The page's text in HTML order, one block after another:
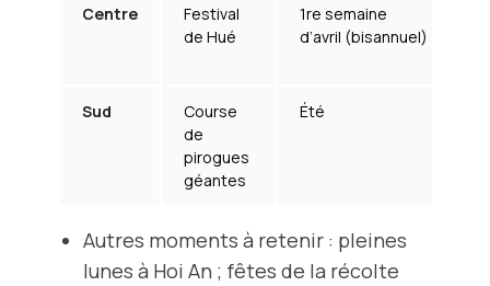
Centre
Festival
de Hué
1re semaine
d’avril (bisannuel)
Sud
Course
de
pirogues
géantes
Été
Autres moments à retenir : pleines
lunes à Hoi An ; fêtes de la récolte